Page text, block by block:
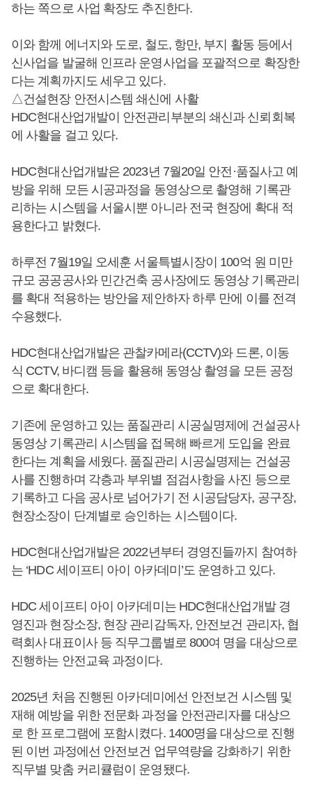
하는 쪽으로 사업 확장도 추진한다.
이와 함께 에너지와 도로, 철도, 항만, 부지 활동 등에서
신사업을 발굴해 인프라 운영사업을 포괄적으로 확장한
다는 계획까지도 세우고 있다.
△건설현장 안전시스템 쇄신에 사활
HDC현대산업개발이 안전관리부분의 쇄신과 신뢰회복
에 사활을 걸고 있다.
HDC현대산업개발은 2023년 7월20일 안전·품질사고 예
방을 위해 모든 시공과정을 동영상으로 촬영해 기록관
리하는 시스템을 서울시뿐 아니라 전국 현장에 확대 적
용한다고 밝혔다.
하루전 7월19일 오세훈 서울특별시장이 100억 원 미만
규모 공공공사와 민간건축 공사장에도 동영상 기록관리
를 확대 적용하는 방안을 제안하자 하루 만에 이를 전격
수용했다.
HDC현대산업개발은 관찰카메라(CCTV)와 드론, 이동
식 CCTV, 바디캠 등을 활용해 동영상 촬영을 모든 공정
으로 확대한다.
기존에 운영하고 있는 품질관리 시공실명제에 건설공사
동영상 기록관리 시스템을 접목해 빠르게 도입을 완료
한다는 계획을 세웠다. 품질관리 시공실명제는 건설공
사를 진행하며 각층과 부위별 점검사항을 사진 등으로
기록하고 다음 공사로 넘어가기 전 시공담당자, 공구장,
현장소장이 단계별로 승인하는 시스템이다.
HDC현대산업개발은 2022년부터 경영진들까지 참여하
는 ‘HDC 세이프티 아이 아카데미’도 운영하고 있다.
HDC 세이프티 아이 아카데미는 HDC현대산업개발 경
영진과 현장소장, 현장 관리감독자, 안전보건 관리자, 협
력회사 대표이사 등 직무그룹별로 800여 명을 대상으로
진행하는 안전교육 과정이다.
2025년 처음 진행된 아카데미에선 안전보건 시스템 및
재해 예방을 위한 전문화 과정을 안전관리자를 대상으
로 한 프로그램에 포함시켰다. 1400명을 대상으로 진행
된 이번 과정에선 안전보건 업무역량을 강화하기 위한
직무별 맞춤 커리큘럼이 운영됐다.